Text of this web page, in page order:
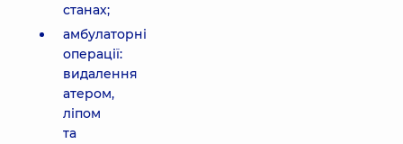
станах;
амбулаторні
операції:
видалення
атером,
ліпом
та